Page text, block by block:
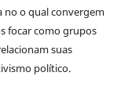
o qual convergem
focar como grupos
suas
político.